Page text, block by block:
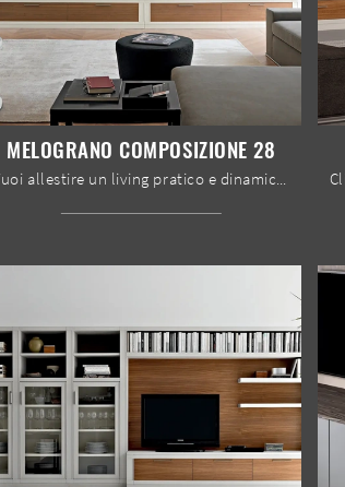
MELOGRANO COMPOSIZIONE 28